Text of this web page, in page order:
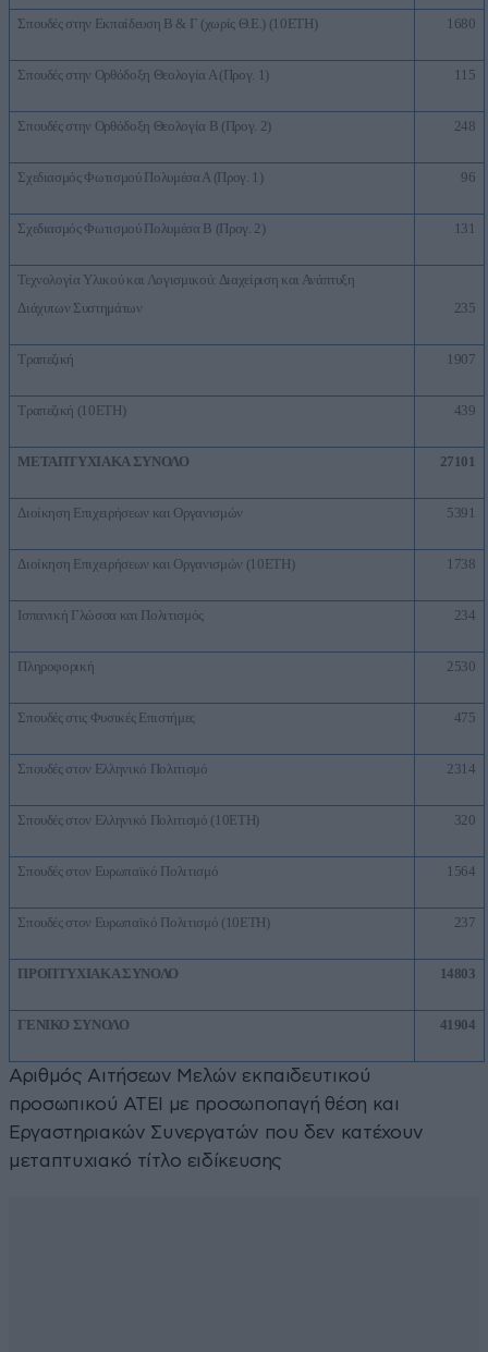
Σπουδές στην Εκπαίδευση Β & Γ (χωρίς Θ.Ε.) (10ΕΤΗ) 1680
Σπουδές στην Ορθόδοξη Θεολογία Α (Προγ. 1) 115
Σπουδές στην Ορθόδοξη Θεολογία Β (Προγ. 2) 248
Σχεδιασμός Φωτισμού Πολυμέσα Α (Προγ. 1) 96
Σχεδιασμός Φωτισμού Πολυμέσα Β (Προγ. 2) 131
Τεχνολογία Υλικού και Λογισμικού: Διαχείριση και Ανάπτυξη
Διάχυτων Συστημάτων
235
Τραπεζική 1907
Τραπεζική (10ΕΤΗ) 439
ΜΕΤΑΠΤΥΧΙΑΚΑ ΣΥΝΟΛΟ 27101
Διοίκηση Επιχειρήσεων και Οργανισμών 5391
Διοίκηση Επιχειρήσεων και Οργανισμών (10ΕΤΗ) 1738
Ισπανική Γλώσσα και Πολιτισμός 234
Πληροφορική 2530
Σπουδές στις Φυσικές Επιστήμες 475
Σπουδές στον Ελληνικό Πολιτισμό 2314
Σπουδές στον Ελληνικό Πολιτισμό (10ΕΤΗ) 320
Σπουδές στον Ευρωπαϊκό Πολιτισμό 1564
Σπουδές στον Ευρωπαϊκό Πολιτισμό (10ΕΤΗ) 237
ΠΡΟΠΤΥΧΙΑΚΑ ΣΥΝΟΛΟ 14803
ΓΕΝΙΚΟ ΣΥΝΟΛΟ 41904
Αριθμός Αιτήσεων Μελών εκπαιδευτικού
προσωπικού ΑΤΕΙ με προσωποπαγή θέση και
Εργαστηριακών Συνεργατών που δεν κατέχουν
μεταπτυχιακό τίτλο ειδίκευσης